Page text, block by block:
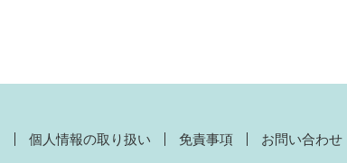
個人情報の取り扱い 免責事項 お問い合わせ